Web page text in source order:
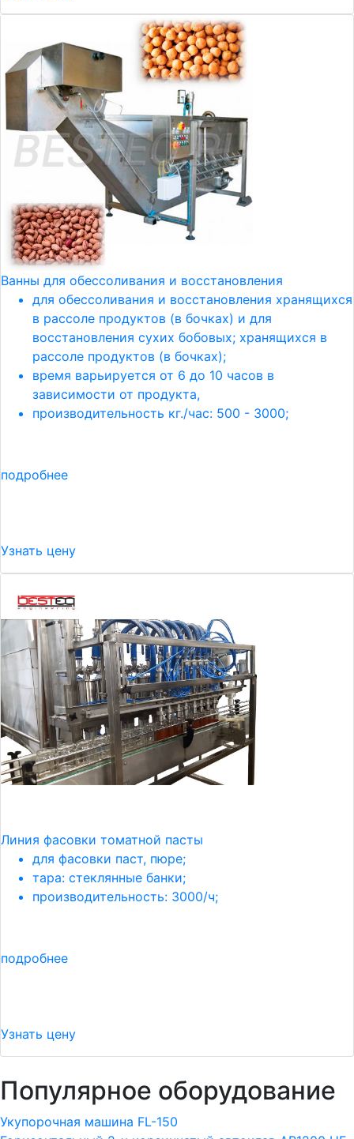
Ванны для обессоливания и восстановления
для обессоливания и восстановления хранящихся
в рассоле продуктов (в бочках) и для
восстановления сухих бобовых; хранящихся в
рассоле продуктов (в бочках);
время варьируется от 6 до 10 часов в
зависимости от продукта,
производительность кг./час: 500 - 3000;
подробнее
Узнать цену
Линия фасовки томатной пасты
для фасовки паст, пюре;
тара: стеклянные банки;
производительность: 3000/ч;
подробнее
Узнать цену
Популярное оборудование
Укупорочная машина FL-150